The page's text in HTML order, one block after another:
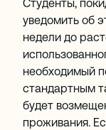
Студенты,
уведомить об
недели до
необходимый
стандартным
будет
проживания.